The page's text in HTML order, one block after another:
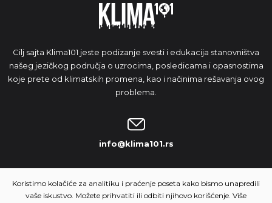
Cilj sajta Klima101 jeste podizanje svesti i edukacija stanovništva
našeg jezičkog područja o uzrocima, posledicama i opasnostima
koje prete od klimatskih promena, kao i načinima rešavanja ovog
problema.
info@klima101.rs
NAŠA IDEJA
Koristimo kolačiće za analitiku i praćenje poseta kako bismo unapredili
vaše iskustvo. Možete prihvatiti ili odbiti njihovo korišćenje. Više